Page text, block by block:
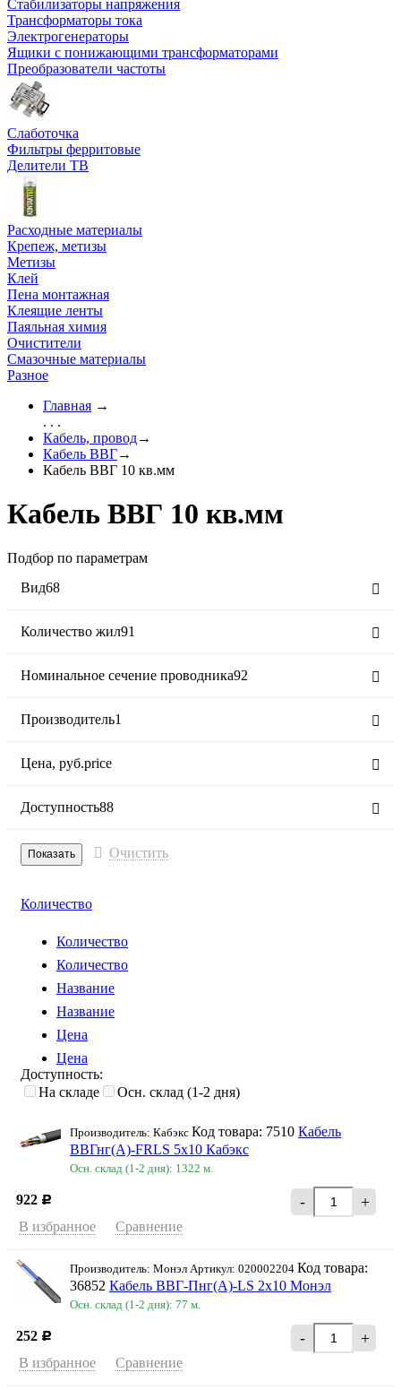
Стабилизаторы напряжения
Трансформаторы тока
Электрогенераторы
Ящики с понижающими трансформаторами
Преобразователи частоты
Слаботочка
Фильтры ферритовые
Делители ТВ
Расходные материалы
Крепеж, метизы
Метизы
Клей
Пена монтажная
Клеящие ленты
Паяльная химия
Очистители
Смазочные материалы
Разное
Главная →
. . .
Кабель, провод→
Кабель ВВГ→
Кабель ВВГ 10 кв.мм
Кабель ВВГ 10 кв.мм
Подбор по параметрам
Вид68
Количество жил91
Номинальное сечение проводника92
Производитель1
Цена, руб.price
Доступность88
Очистить
Количество
Количество
Количество
Название
Название
Цена
Цена
Доступность:
На складе
Осн. склад (1-2 дня)
Производитель: Кабэкс Код товара: 7510 Кабель
ВВГнг(А)-FRLS 5х10 Кабэкс
Осн. склад (1-2 дня): 1322 м.
922 Р - +
В избранное Сравнение
Производитель: Монэл Артикул: 020002204 Код товара:
36852 Кабель ВВГ-Пнг(А)-LS 2х10 Монэл
Осн. склад (1-2 дня): 77 м.
252 Р - +
В избранное Сравнение